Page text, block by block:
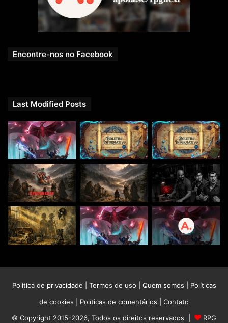
Encontre-nos no Facebook
Last Modified Posts
Política de privacidade Termos de uso Quem somos
Políticas
de cookies
Políticas de comentários
Contato
© Copyright 2015-2026, Todos os direitos reservados |
RPG